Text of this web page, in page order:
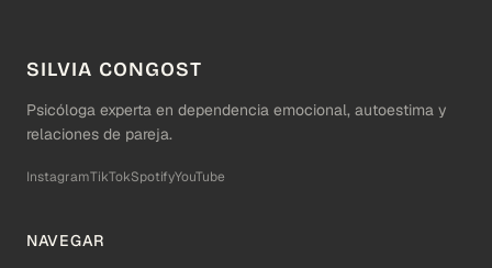
SILVIA CONGOST
Psicóloga experta en dependencia emocional, autoestima y
relaciones de pareja.
InstagramTikTokSpotifyYouTube
NAVEGAR